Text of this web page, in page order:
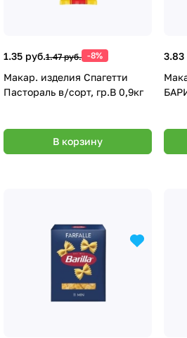
1.35 руб.1.47 руб. -8%
Макар. изделия Спагетти
Пастораль в/сорт, гр.В 0,9кг
В корзину
3.83